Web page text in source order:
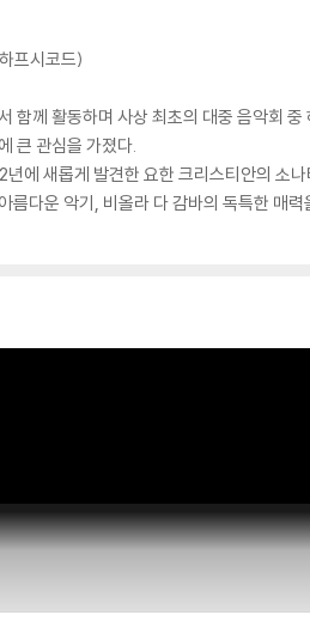
프시코드)
함께 활동하며 사상 최초의 대중 음악회
큰 관심을 가졌다.
에 새롭게 발견한 요한 크리스티안의 소
다운 악기, 비올라 다 감바의 독특한 매